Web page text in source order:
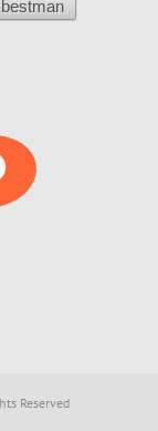
bestman
Reserved